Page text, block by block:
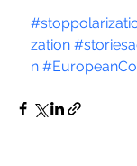
zation
n